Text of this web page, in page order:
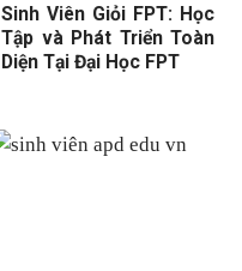
Sinh Viên Giỏi FPT: Học
Tập và Phát Triển Toàn
Diện Tại Đại Học FPT